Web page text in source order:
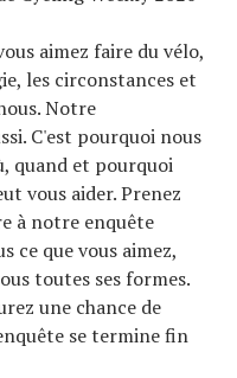
aimez faire du vélo,
les circonstances et
Notre
C'est pourquoi nous
quand et pourquoi
vous aider. Prenez
à notre enquête
ce que vous aimez,
toutes ses formes.
une chance de
se termine fin